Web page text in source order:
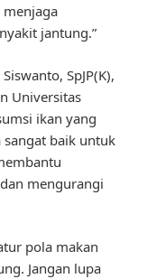
jantung.”
SpJP(K),
Universitas
ikan yang
sangat baik untuk
mengurangi
pola makan
Jangan lupa